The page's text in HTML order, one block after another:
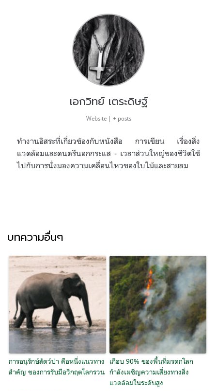
เอกวิทย์ เตระดิษฐ์
Website | + posts
ทำงานอิสระที่เกี่ยวข้องกับหนังสือ การเขียน เรื่องสิ่ง
แวดล้อมและดนตรีนอกกระแส - เวลาส่วนใหญ่ของชีวิตใช้
ไปกับการนั่งมองความเคลื่อนไหวของใบไม้และสายลม
บทความอื่นๆ
การอนุรักษ์สัตว์ป่า คือหนึ่งแนวทาง
สำคัญ ของการรับมือวิกฤตโลกรวน
เกือบ 90% ของพื้นที่มรดกโลก
กำลังเผชิญความเสี่ยงทางสิ่ง
แวดล้อมในระดับสูง